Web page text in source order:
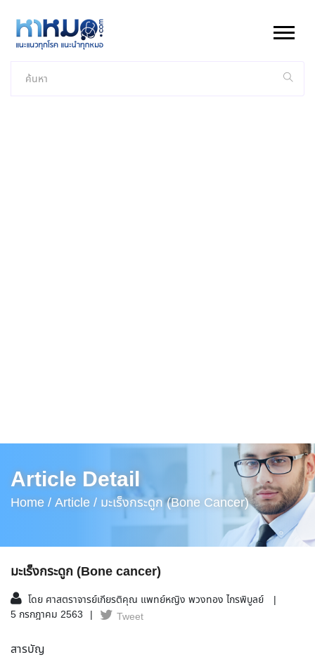
Article Detail
Home /Article / มะเร็งกระดูก (Bone Cancer)
มะเร็งกระดูก (Bone cancer)
โดย ศาสตราจารย์เกียรติคุณ แพทย์หญิง พวงทอง ไกรพิบูลย์
5 กรกฎาคม 2563
Tweet
สารบัญ